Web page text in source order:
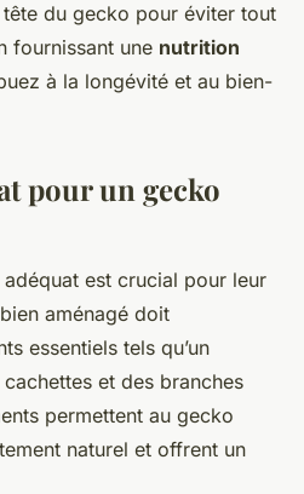
du gecko pour éviter tout
fournissant une nutrition
à la longévité et au bien-
pour un gecko
adéquat est crucial pour leur
aménagé doit
essentiels tels qu’un
et des branches
permettent au gecko
naturel et offrent un